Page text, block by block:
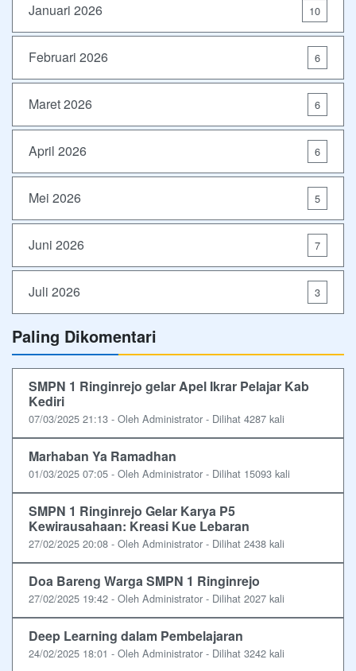
Januari 2026 10
Februari 2026 6
Maret 2026 6
April 2026 6
Mei 2026 5
Juni 2026 7
Juli 2026 3
Paling Dikomentari
SMPN 1 Ringinrejo gelar Apel Ikrar Pelajar Kab
Kediri
07/03/2025 21:13 - Oleh Administrator - Dilihat 4287 kali
Marhaban Ya Ramadhan
01/03/2025 07:05 - Oleh Administrator - Dilihat 15093 kali
SMPN 1 Ringinrejo Gelar Karya P5
Kewirausahaan: Kreasi Kue Lebaran
27/02/2025 20:08 - Oleh Administrator - Dilihat 2438 kali
Doa Bareng Warga SMPN 1 Ringinrejo
27/02/2025 19:42 - Oleh Administrator - Dilihat 2027 kali
Deep Learning dalam Pembelajaran
24/02/2025 18:01 - Oleh Administrator - Dilihat 3242 kali